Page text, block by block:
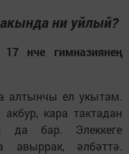
ни уйлый?
нче гимназиянең
алтынчы ел укытам.
кара тактадан
да бар. Элеккеге
авыррак, әлбәттә.